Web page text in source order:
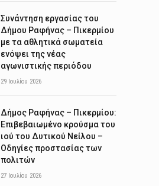
Συνάντηση εργασίας του
Δήμου Ραφήνας – Πικερμίου
με τα αθλητικά σωματεία
ενόψει της νέας
αγωνιστικής περιόδου
29 Ιουλίου 2026
Δήμος Ραφήνας – Πικερμίου:
Επιβεβαιωμένο κρούσμα του
ιού του Δυτικού Νείλου –
Οδηγίες προστασίας των
πολιτών
27 Ιουλίου 2026